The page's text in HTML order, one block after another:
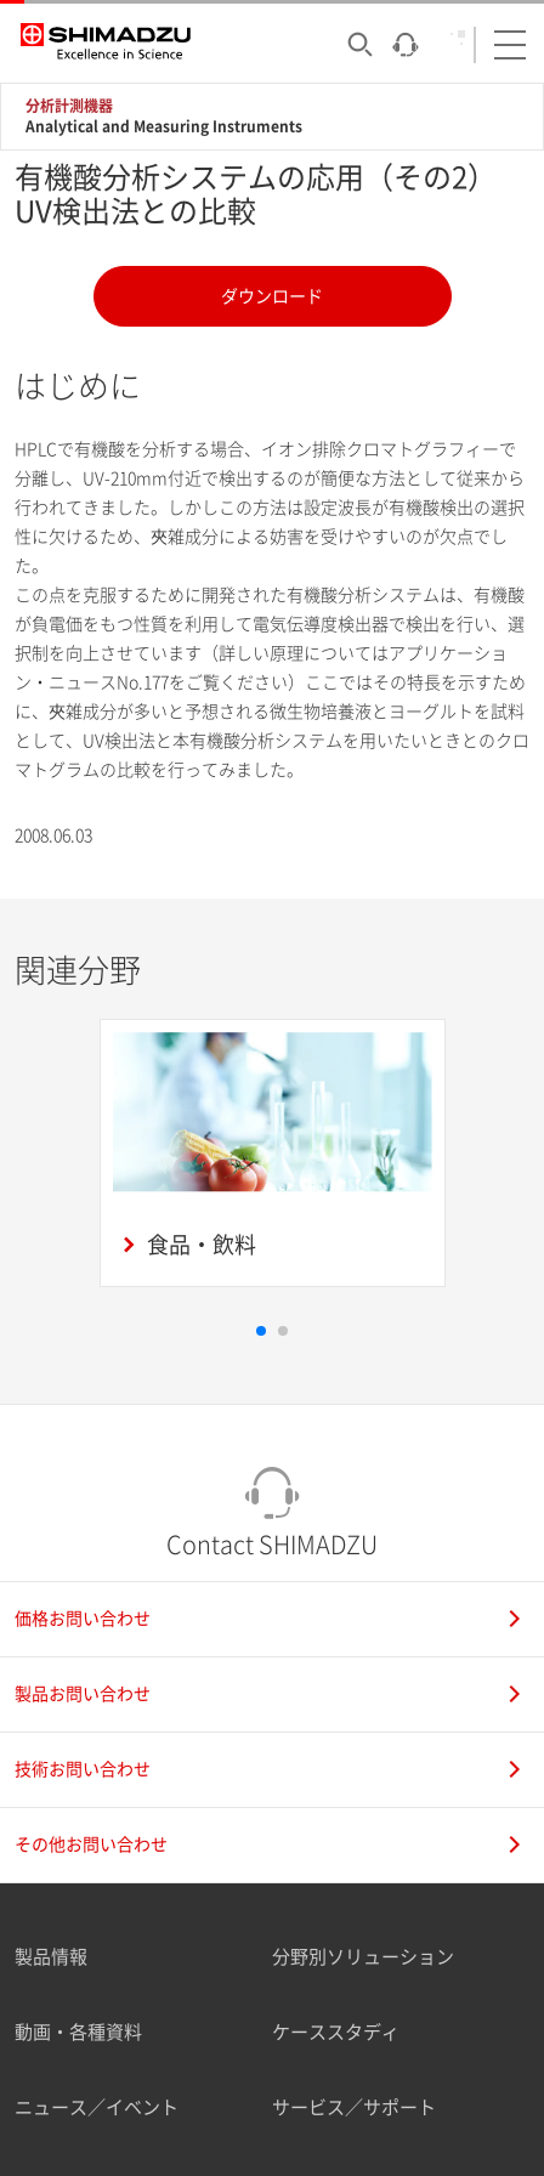
分析計測機器
Analytical and Measuring Instruments
有機酸分析システムの応用（その2）
UV検出法との比較
ダウンロード
はじめに
HPLCで有機酸を分析する場合、イオン排除クロマトグラフィーで
分離し、UV-210mm付近で検出するのが簡便な方法として従来から
行われてきました。しかしこの方法は設定波長が有機酸検出の選択
性に欠けるため、夾雑成分による妨害を受けやすいのが欠点でし
た。
この点を克服するために開発された有機酸分析システムは、有機酸
が負電価をもつ性質を利用して電気伝導度検出器で検出を行い、選
択制を向上させています（詳しい原理についてはアプリケーショ
ン・ニュースNo.177をご覧ください）ここではその特長を示すため
に、夾雑成分が多いと予想される微生物培養液とヨーグルトを試料
として、UV検出法と本有機酸分析システムを用いたいときとのクロ
マトグラムの比較を行ってみました。
2008.06.03
関連分野
食品・飲料
Contact SHIMADZU
価格お問い合わせ
製品お問い合わせ
技術お問い合わせ
その他お問い合わせ
製品情報 分野別ソリューション
動画・各種資料 ケーススタディ
ニュース／イベント サービス／サポート